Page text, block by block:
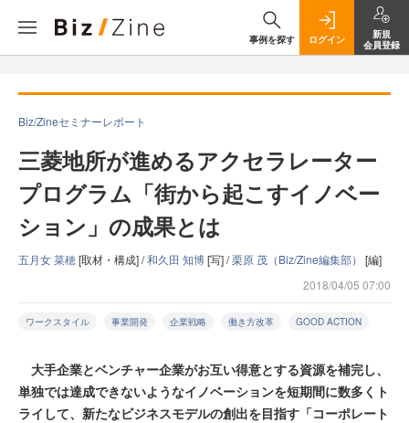
事例を探す ログイン
新規
会員登録
Biz/Zineセミナーレポート
三菱地所が進めるアクセラレーター
プログラム「街から起こすイノベー
ション」の成果とは
五月女 菜穂[取材・構成] /和久田 知博[写] /栗原 茂（Biz/Zine編集部） [編]
2018/04/05 07:00
ワークスタイル 事業開発 企業戦略 働き方改革 GOOD ACTION
大手企業とベンチャー企業がお互い得意とする資源を補完し、
単独では達成できないようなイノベーションを短期間に数多くト
ライして、新たなビジネスモデルの創出を目指す「コーポレート